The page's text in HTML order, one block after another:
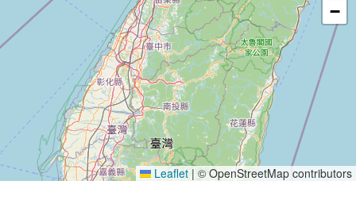
−
Leaflet |© OpenStreetMap contributors